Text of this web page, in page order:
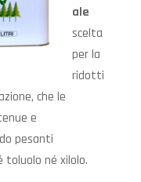
ale
scelta
per la
ridotti
che le
e
pesanti
toluolo né xilolo.